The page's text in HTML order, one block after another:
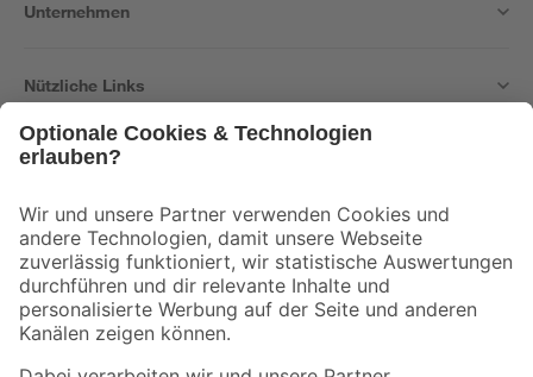
Unternehmen
Nützliche Links
Der toom Newsletter: Keine Angebote und Aktionen mehr verpassen!
Zur Newsletter Anmeldung
Folge uns